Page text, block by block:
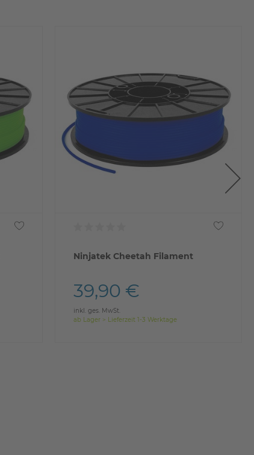
Ninjatek Cheetah Filament
39,90 €
inkl. ges. MwSt.
ab Lager > Lieferzeit 1-3 Werktage